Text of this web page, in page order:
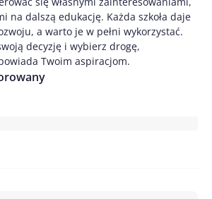
na dalszą edukację. Każda szkoła daje
a warto je w pełni wykorzystać.
decyzję i wybierz drogę,
Twoim aspiracjom.